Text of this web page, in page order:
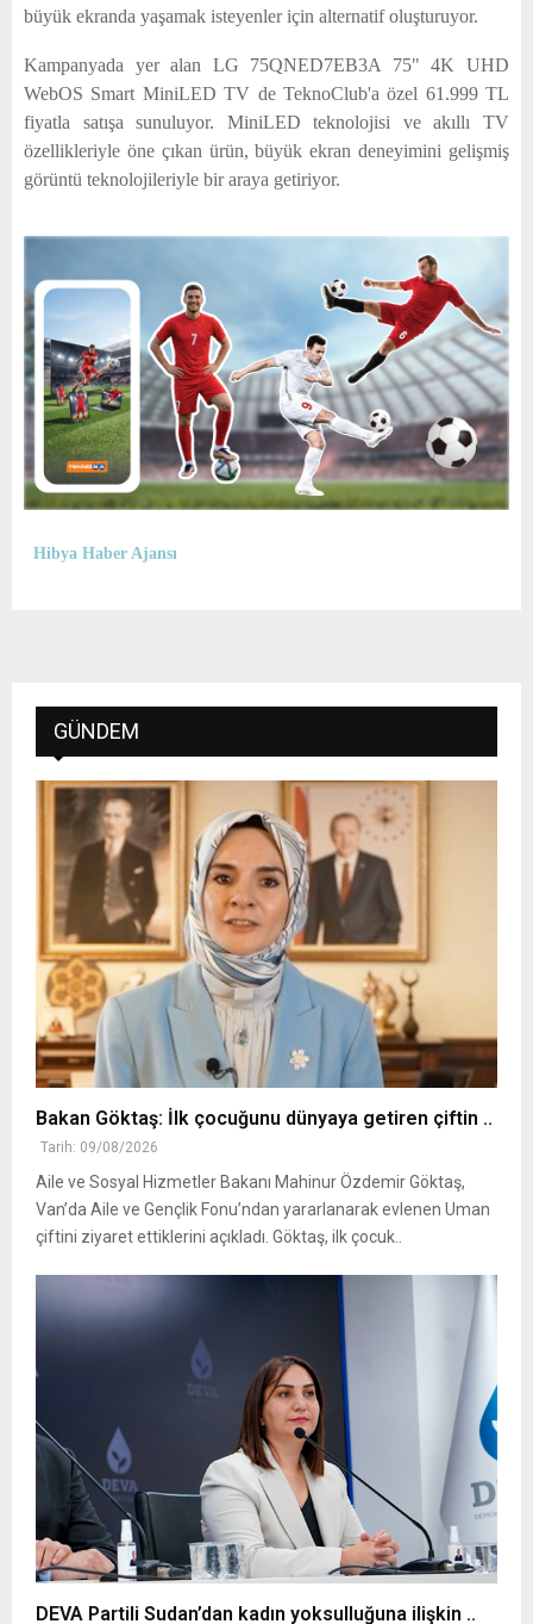
büyük ekranda yaşamak isteyenler için alternatif oluşturuyor.
Kampanyada yer alan LG 75QNED7EB3A 75" 4K UHD
WebOS Smart MiniLED TV de TeknoClub'a özel 61.999 TL
fiyatla satışa sunuluyor. MiniLED teknolojisi ve akıllı TV
özellikleriyle öne çıkan ürün, büyük ekran deneyimini gelişmiş
görüntü teknolojileriyle bir araya getiriyor.
Hibya Haber Ajansı
GÜNDEM
Bakan Göktaş: İlk çocuğunu dünyaya getiren çiftin ..
Tarih: 09/08/2026
Aile ve Sosyal Hizmetler Bakanı Mahinur Özdemir Göktaş,
Van’da Aile ve Gençlik Fonu’ndan yararlanarak evlenen Uman
çiftini ziyaret ettiklerini açıkladı. Göktaş, ilk çocuk..
DEVA Partili Sudan’dan kadın yoksulluğuna ilişkin ..